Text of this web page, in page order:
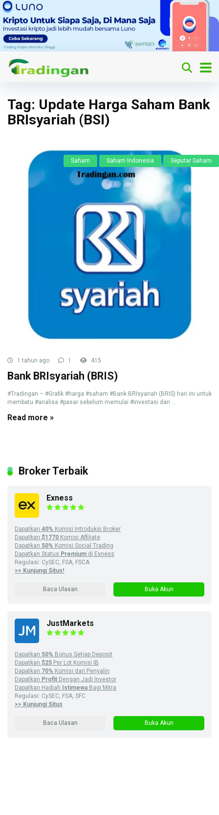
Tag: Update Harga Saham Bank
BRIsyariah (BSI)
Saham Saham Indonesia Seputar Saham
1 tahun ago 1 415
Bank BRIsyariah (BRIS)
#Tradingan – #Grafik #harga #saham #Bank BRIsyariah (BRIS) hari ini untuk
membatu #analisa #pasar sebelum memulai #investasi dan ...
Read more »
Broker Terbaik
Exness
Dapatkan 40% Komisi Introduksi Broker
Dapatkan $1770 Komisi Affiliate
Dapatkan 50% Komisi Social Trading
Dapatkan Status Premium di Exness
Regulasi: CySEC, FSA, FSCA
>> Kunjungi Situs!
Baca Ulasan Buka Akun
JustMarkets
Dapatkan 50% Bonus Setiap Deposit
Dapatkan $25 Per Lot Komisi IB
Dapatkan 70% Komisi dari Penyalin
Dapatkan Profit Dengan Jadi Investor
Dapatkan Hadiah
Istimewa Bagi Mitra
Regulasi: CySEC, FSA, SFC
>> Kunjungi Situs
Baca Ulasan Buka Akun